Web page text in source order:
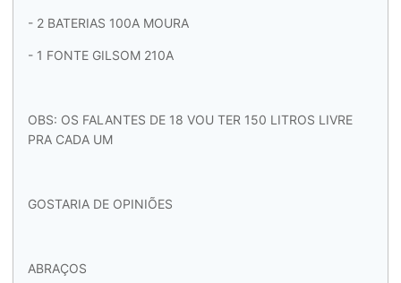
- 2 BATERIAS 100A MOURA
- 1 FONTE GILSOM 210A
OBS: OS FALANTES DE 18 VOU TER 150 LITROS LIVRE
PRA CADA UM
GOSTARIA DE OPINIÕES
ABRAÇOS